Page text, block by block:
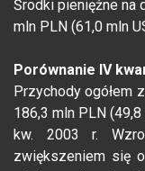
Środki pieniężne na
mln PLN (61,0 mln
Porównanie IV
Przychody ogółem
186,3 mln PLN
kw. 2003 r.
zwiększeniem się